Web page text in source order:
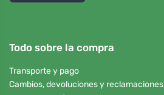
Todo sobre la compra
Transporte y pago
Cambios, devoluciones y reclamaciones